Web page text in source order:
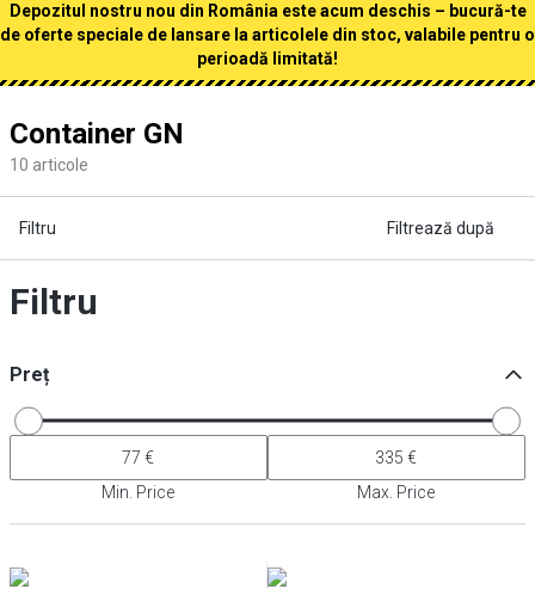
Depozitul nostru nou din România este acum deschis – bucură-te
de oferte speciale de lansare la articolele din stoc, valabile pentru o
perioadă limitată!
Container GN
10 articole
Filtru Filtrează după
Filtru
Preț
Min. Price Max. Price